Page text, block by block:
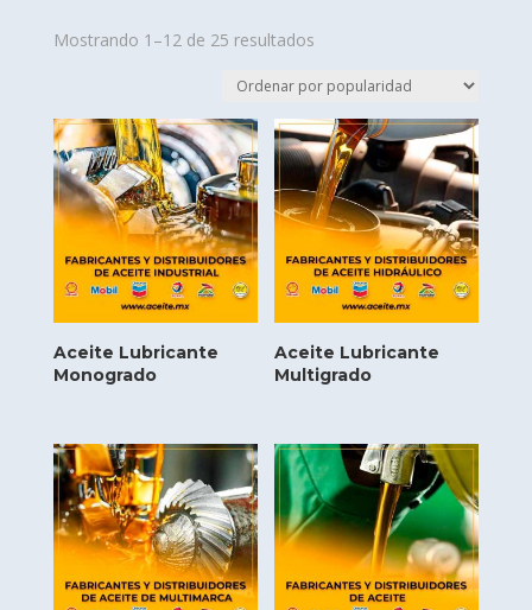
Mostrando 1–12 de 25 resultadosSorted
popularity
Aceite Lubricante
Monogrado
Aceite Lubricante
Multigrado